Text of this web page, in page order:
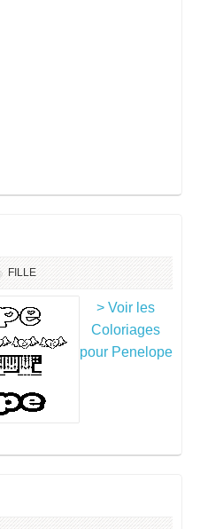
FILLE
> Voir les
Coloriages
pour Penelope